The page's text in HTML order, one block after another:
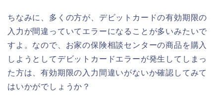
ちなみに、多くの方が、デビットカードの有効期限の
入力が間違っていてエラーになることが多いみたいで
すよ。なので、お家の保険相談センターの商品を購入
しようとしてデビットカードエラーが発生してしまっ
た方は、有効期限の入力間違いがないか確認してみて
はいかがでしょうか？